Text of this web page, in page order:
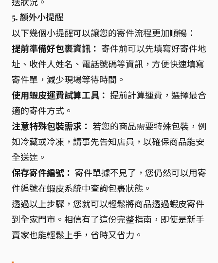
5. 額外小提醒
以下幾個小提醒可以讓您的寄件流程更加順暢：
提前準備好包裹資訊： 寄件前可以先填寫好寄件地
址、收件人姓名、電話號碼等資訊，方便快速填寫
寄件單，減少現場等待時間。
使用蝦皮運費試算工具： 提前計算運費，選擇最合
適的寄件方式。
注意特殊包裝需求： 若您的商品需要特殊包裝，例
如冷藏或冷凍，請事先告知店員，以確保商品能安
全送達。
保存寄件編號： 寄件單據不見了，您仍然可以用寄
件編號在蝦皮系統中查詢包裹狀態。
透過以上步驟，您就可以輕鬆將商品透過蝦皮寄件
到全家門市。相信有了這份完整指南，即使是新手
賣家也能輕鬆上手，省時又省力。